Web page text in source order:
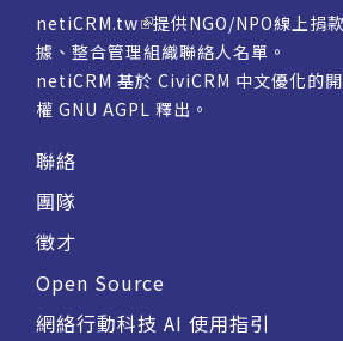
netiCRM.tw
提供NGO/NPO線上捐
據、整合管理組織聯絡人名單。
netiCRM 基於 CiviCRM 中文優化的
權 GNU AGPL 釋出。
聯絡
團隊
徵才
Open Source
網絡行動科技 AI 使用指引